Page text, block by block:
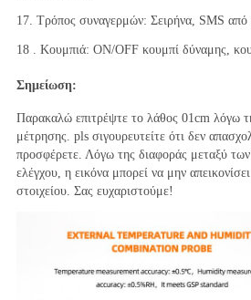
17. Τρόπος συναγερμών: Σειρήνα, SMS από
18 . Κουμπιά: ON/OFF κουμπί δύναμης,
Σημείωση:
Παρακαλώ επιτρέψτε το λάθος 01cm λόγω
μέτρησης. pls σιγουρευτείτε ότι δεν
προσφέρετε. Λόγω της διαφοράς μεταξύ
ελέγχου, η εικόνα μπορεί να μην
στοιχείου. Σας ευχαριστούμε!